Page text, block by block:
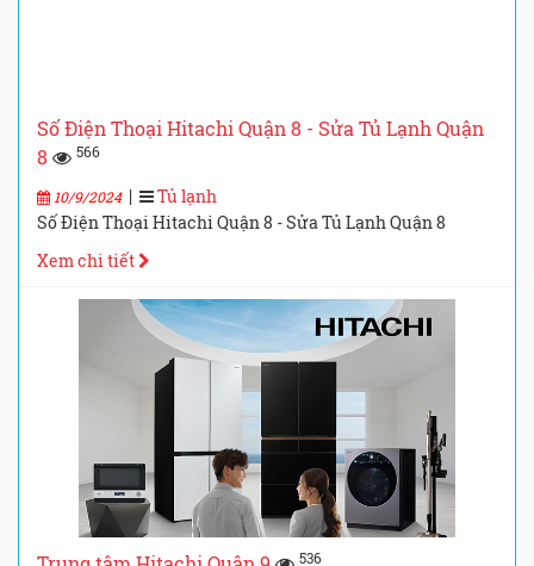
Số Điện Thoại Hitachi Quận 8 - Sửa Tủ Lạnh Quận
8
566
10/9/2024|
Tủ lạnh
Số Điện Thoại Hitachi Quận 8 - Sửa Tủ Lạnh Quận 8
Xem chi tiết
536